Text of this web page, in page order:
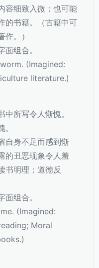
容细致入微；也可能
的书籍。（古籍中可
。）
组合。
(Imagined:
literature.)
所写令人惭愧。
自身不足而感到惭
的丑恶现象令人羞
书明理；道德反
组合。
(Imagined:
Moral